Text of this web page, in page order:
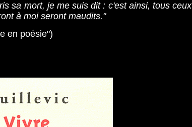
sa mort, je me suis dit : c'est ainsi, tous ceux
à moi seront maudits."
en poésie")